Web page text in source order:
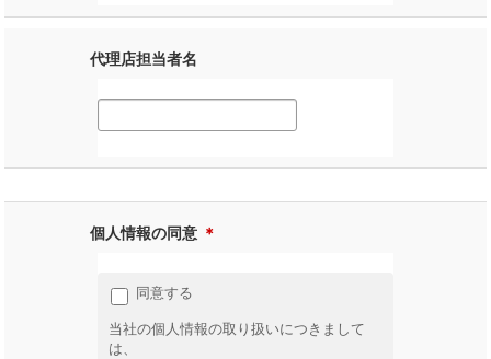
代理店担当者名
個人情報の同意 ＊
同意する
当社の個人情報の取り扱いにつきまして
は、